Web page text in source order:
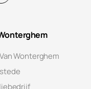
Wonterghem